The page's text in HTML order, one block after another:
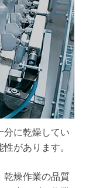
分に乾燥してい
があります。
乾燥作業の品質